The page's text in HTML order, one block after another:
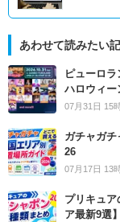
あわせて読みたい
ピューロ
ハロウィー
07月31日 15
ガチャガ
26
07月17日 13
プリキュ
ア最新9選】